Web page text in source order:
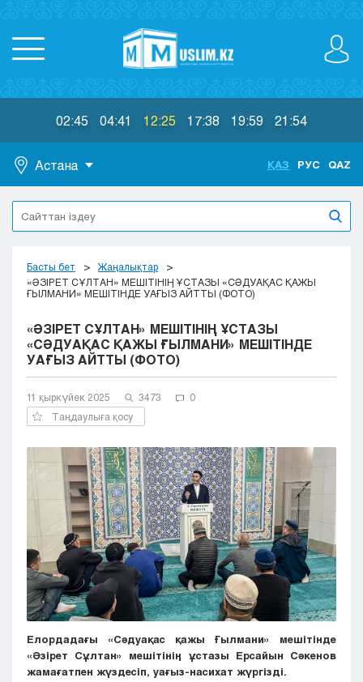
02:45 04:41 12:25 17:38 19:59 21:54
Астана
Астана
Алматы
Актобе
Атырау
Жезказган
Кокшетау
Костанай
Кызылорда
Павлодар
Петропавловск
Талдыкорган
Тараз
Туркестан
Уральск
Усть-Каменогорск
Шымкент
ҚАЗ РУС QAZ
Басты бет
Жаңалықтар
«ӘЗІРЕТ СҰЛТАН» МЕШІТІНІҢ ҰСТАЗЫ «СӘДУАҚАС ҚАЖЫ
ҒЫЛМАНИ» МЕШІТІНДЕ УАҒЫЗ АЙТТЫ (ФОТО)
«ӘЗІРЕТ СҰЛТАН» МЕШІТІНІҢ ҰСТАЗЫ
«СӘДУАҚАС ҚАЖЫ ҒЫЛМАНИ» МЕШІТІНДЕ
УАҒЫЗ АЙТТЫ (ФОТО)
11 қыркүйек 2025 3473
0
Таңдаулыға қосу
Елордадағы «Сәдуақас қажы Ғылмани» мешітінде
«Әзірет Сұлтан» мешітінің ұстазы Ерсайын Сәкенов
жамағатпен жүздесіп, уағыз-насихат жүргізді.